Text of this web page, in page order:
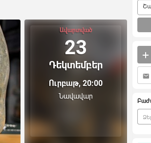
Ավարտված
23
Դեկտեմբեր
Ուրբաթ, 20:00
Նավավար